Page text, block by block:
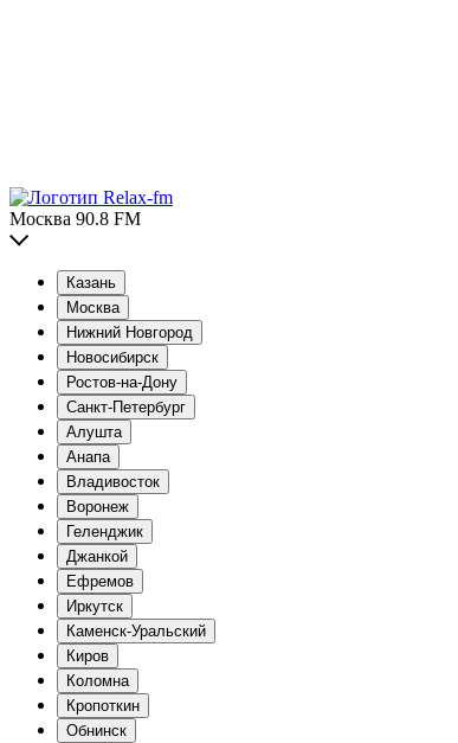
Москва 90.8 FM
Казань
Москва
Нижний Новгород
Новосибирск
Ростов-на-Дону
Санкт-Петербург
Алушта
Анапа
Владивосток
Воронеж
Геленджик
Джанкой
Ефремов
Иркутск
Каменск-Уральский
Киров
Коломна
Кропоткин
Обнинск